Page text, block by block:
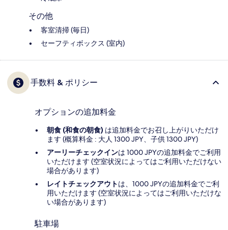
その他
客室清掃 (毎日)
セーフティボックス (室内)
手数料 & ポリシー
オプションの追加料金
朝食 (和食の朝食) は追加料金でお召し上がりいただけ
ます (概算料金 : 大人 1300 JPY、子供 1300 JPY)
アーリーチェックインは 1000 JPYの追加料金でご利用
いただけます (空室状況によってはご利用いただけない
場合があります)
レイトチェックアウトは、1000 JPYの追加料金でご利
用いただけます (空室状況によってはご利用いただけな
い場合があります)
駐車場